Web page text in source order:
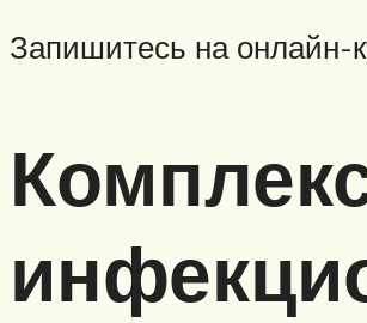
Запишитесь на онлайн-